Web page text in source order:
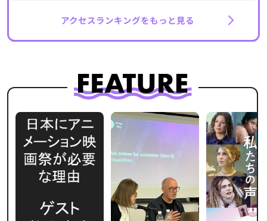
アクセスランキングをもっと見る